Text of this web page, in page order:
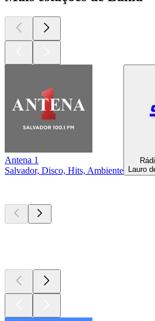
Antena 1
Salvador, Disco, Hits, Ambiente
Lauro